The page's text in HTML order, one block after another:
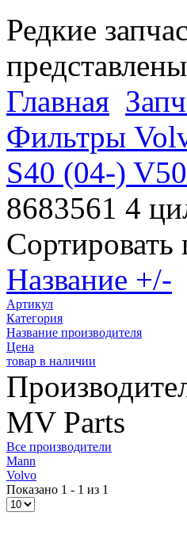
Редкие
Главная
Фильтры
S40 (04-) V50
8683561 4
Сортировать
Название +/-
Артикул
Категория
Название производителя
Цена
товар в наличии
MV Parts
Все производители
Mann
Volvo
Показано 1 - 1 из 1